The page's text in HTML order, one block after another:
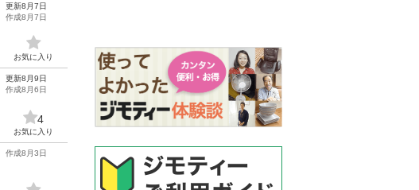
更新8月7日
作成8月7日
お気に入り
更新8月9日
作成8月6日
4
お気に入り
作成8月3日